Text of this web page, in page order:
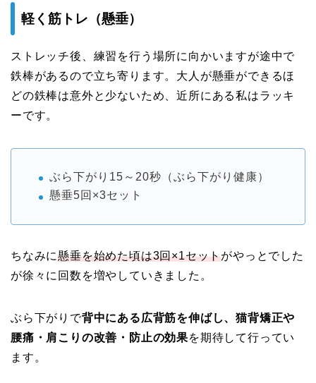
軽く筋トレ（懸垂）
ストレッチ後、練習を行う場所に向かいますが途中で
鉄棒があるので立ち寄ります。大人が懸垂ができるほ
どの鉄棒は意外と少ないため、近所にある私はラッキ
ーです。
ぶら下がり15～20秒（ぶら下がり健康）
懸垂5回×3セット
ちなみに懸垂を始めた頃は3回×1セットがやっとでした
が徐々に回数を増やしていきました。
ぶら下がりで背中にある広背筋を伸ばし、猫背矯正や
腰痛・肩こりの改善・防止の効果を期待して行ってい
ます。